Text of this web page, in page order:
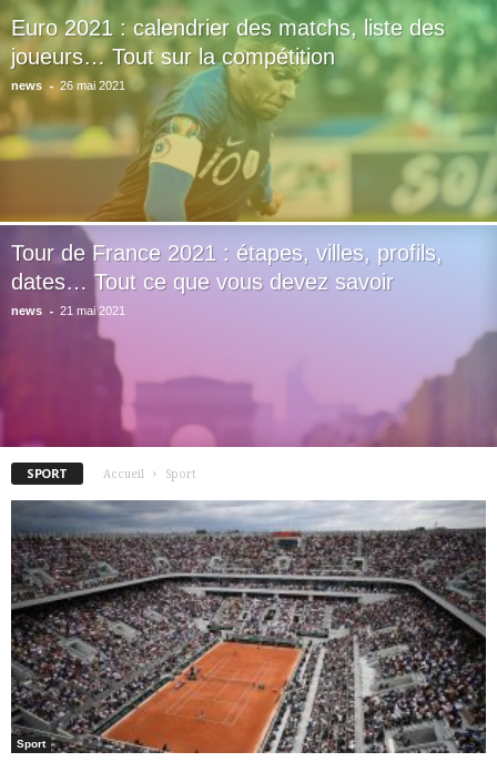
Euro 2021 : calendrier des matchs, liste des
joueurs… Tout sur la compétition
news - 26 mai 2021
Tour de France 2021 : étapes, villes, profils,
dates… Tout ce que vous devez savoir
news - 21 mai 2021
SPORT Accueil Sport
Sport